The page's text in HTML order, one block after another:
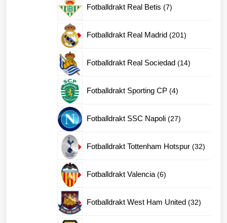
Fotballdrakt Real Betis 77
Fotballdrakt Real Madrid 201201
Fotballdrakt Real Sociedad 1414
Fotballdrakt Sporting CP 44
Fotballdrakt SSC Napoli 2727
Fotballdrakt Tottenham Hotspur 3232
Fotballdrakt Valencia 66
Fotballdrakt West Ham United 3232